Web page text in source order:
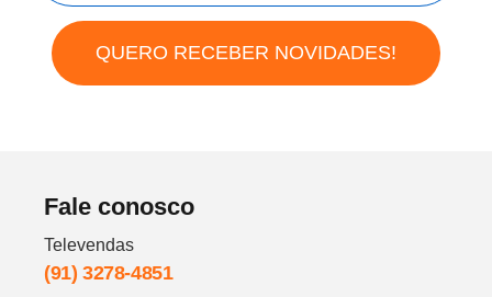
QUERO RECEBER NOVIDADES!
Fale conosco
Televendas
(91) 3278-4851